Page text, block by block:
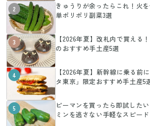
2
きゅうりが余ったらこれ！火
単ポリポリ副菜3選
3
【2026年夏】改札内で買える
のおすすめ手土産5選
4
【2026年夏】新幹線に乗る前
タ東京」限定おすすめ手土産5
5
ピーマンを買ったら即試した
ミンを逃さない手軽なスピー